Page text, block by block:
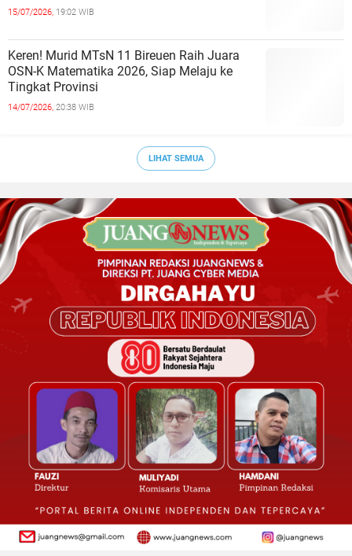
15/07/2026, 19:02 WIB
Keren! Murid MTsN 11 Bireuen Raih Juara
OSN-K Matematika 2026, Siap Melaju ke
Tingkat Provinsi
14/07/2026, 20:38 WIB
LIHAT SEMUA